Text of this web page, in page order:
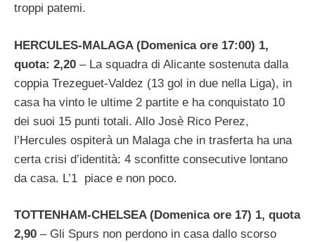
troppi patemi.
HERCULES-MALAGA (Domenica ore 17:00) 1,
quota: 2,20 – La squadra di Alicante sostenuta dalla
coppia Trezeguet-Valdez (13 gol in due nella Liga), in
casa ha vinto le ultime 2 partite e ha conquistato 10
dei suoi 15 punti totali. Allo Josè Rico Perez,
l’Hercules ospiterà un Malaga che in trasferta ha una
certa crisi d’identità: 4 sconfitte consecutive lontano
da casa. L’1 piace e non poco.
TOTTENHAM-CHELSEA (Domenica ore 17) 1, quota
2,90 – Gli Spurs non perdono in casa dallo scorso